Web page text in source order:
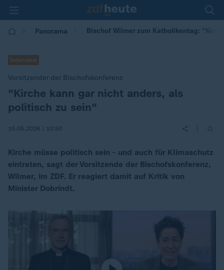
Panorama Bischof Wilmer zum Katholikentag:
Interview
Vorsitzender der Bischofskonferenz
:"Kirche kann gar nicht anders, als
politisch zu sein"
15.05.2026 | 10:50
Kirche müsse politisch sein - und auch für Klimaschutz
eintreten, sagt der Vorsitzende der Bischofskonferenz,
Wilmer, im ZDF. Er reagiert damit auf Kritik von
Minister Dobrindt.